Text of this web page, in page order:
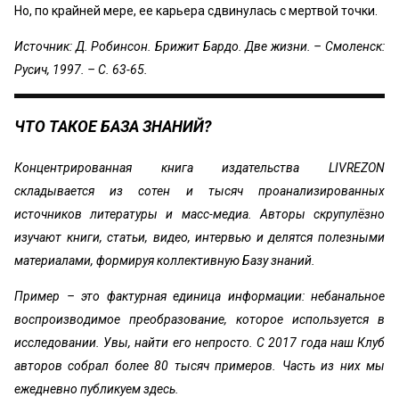
Но, по крайней мере, ее карьера сдвинулась с мертвой точки.
Источник: Д. Робинсон. Брижит Бардо. Две жизни. – Смоленск:
Русич, 1997. – С. 63-65.
ЧТО ТАКОЕ БАЗА ЗНАНИЙ?
Концентрированная книга издательства LIVREZON
складывается из сотен и тысяч проанализированных
источников литературы и масс-медиа. Авторы скрупулёзно
изучают книги, статьи, видео, интервью и делятся полезными
материалами, формируя коллективную Базу знаний.
Пример – это фактурная единица информации: небанальное
воспроизводимое преобразование, которое используется в
исследовании. Увы, найти его непросто. С 2017 года наш Клуб
авторов собрал более 80 тысяч примеров. Часть из них мы
ежедневно публикуем здесь.